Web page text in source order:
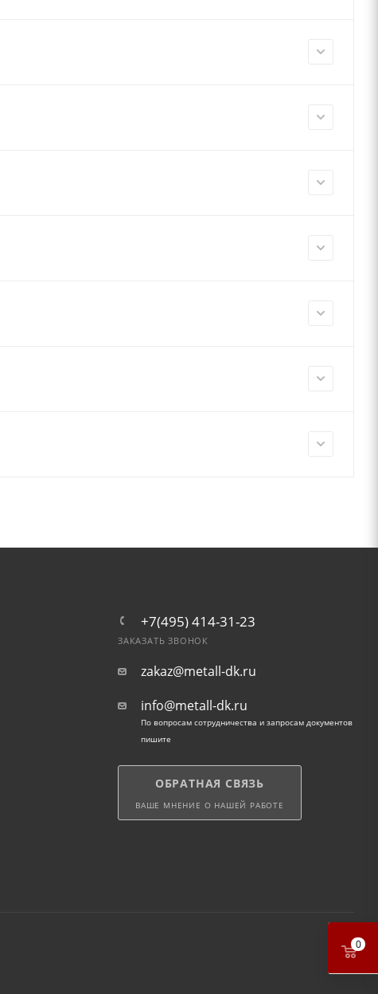
+7(495) 414-31-23
ЗАКАЗАТЬ ЗВОНОК
zakaz@metall-dk.ru
info@metall-dk.ru
По вопросам сотрудничества и запросам документов
пишите
ОБРАТНАЯ СВЯЗЬ
ВАШЕ МНЕНИЕ О НАШЕЙ РАБОТЕ
0